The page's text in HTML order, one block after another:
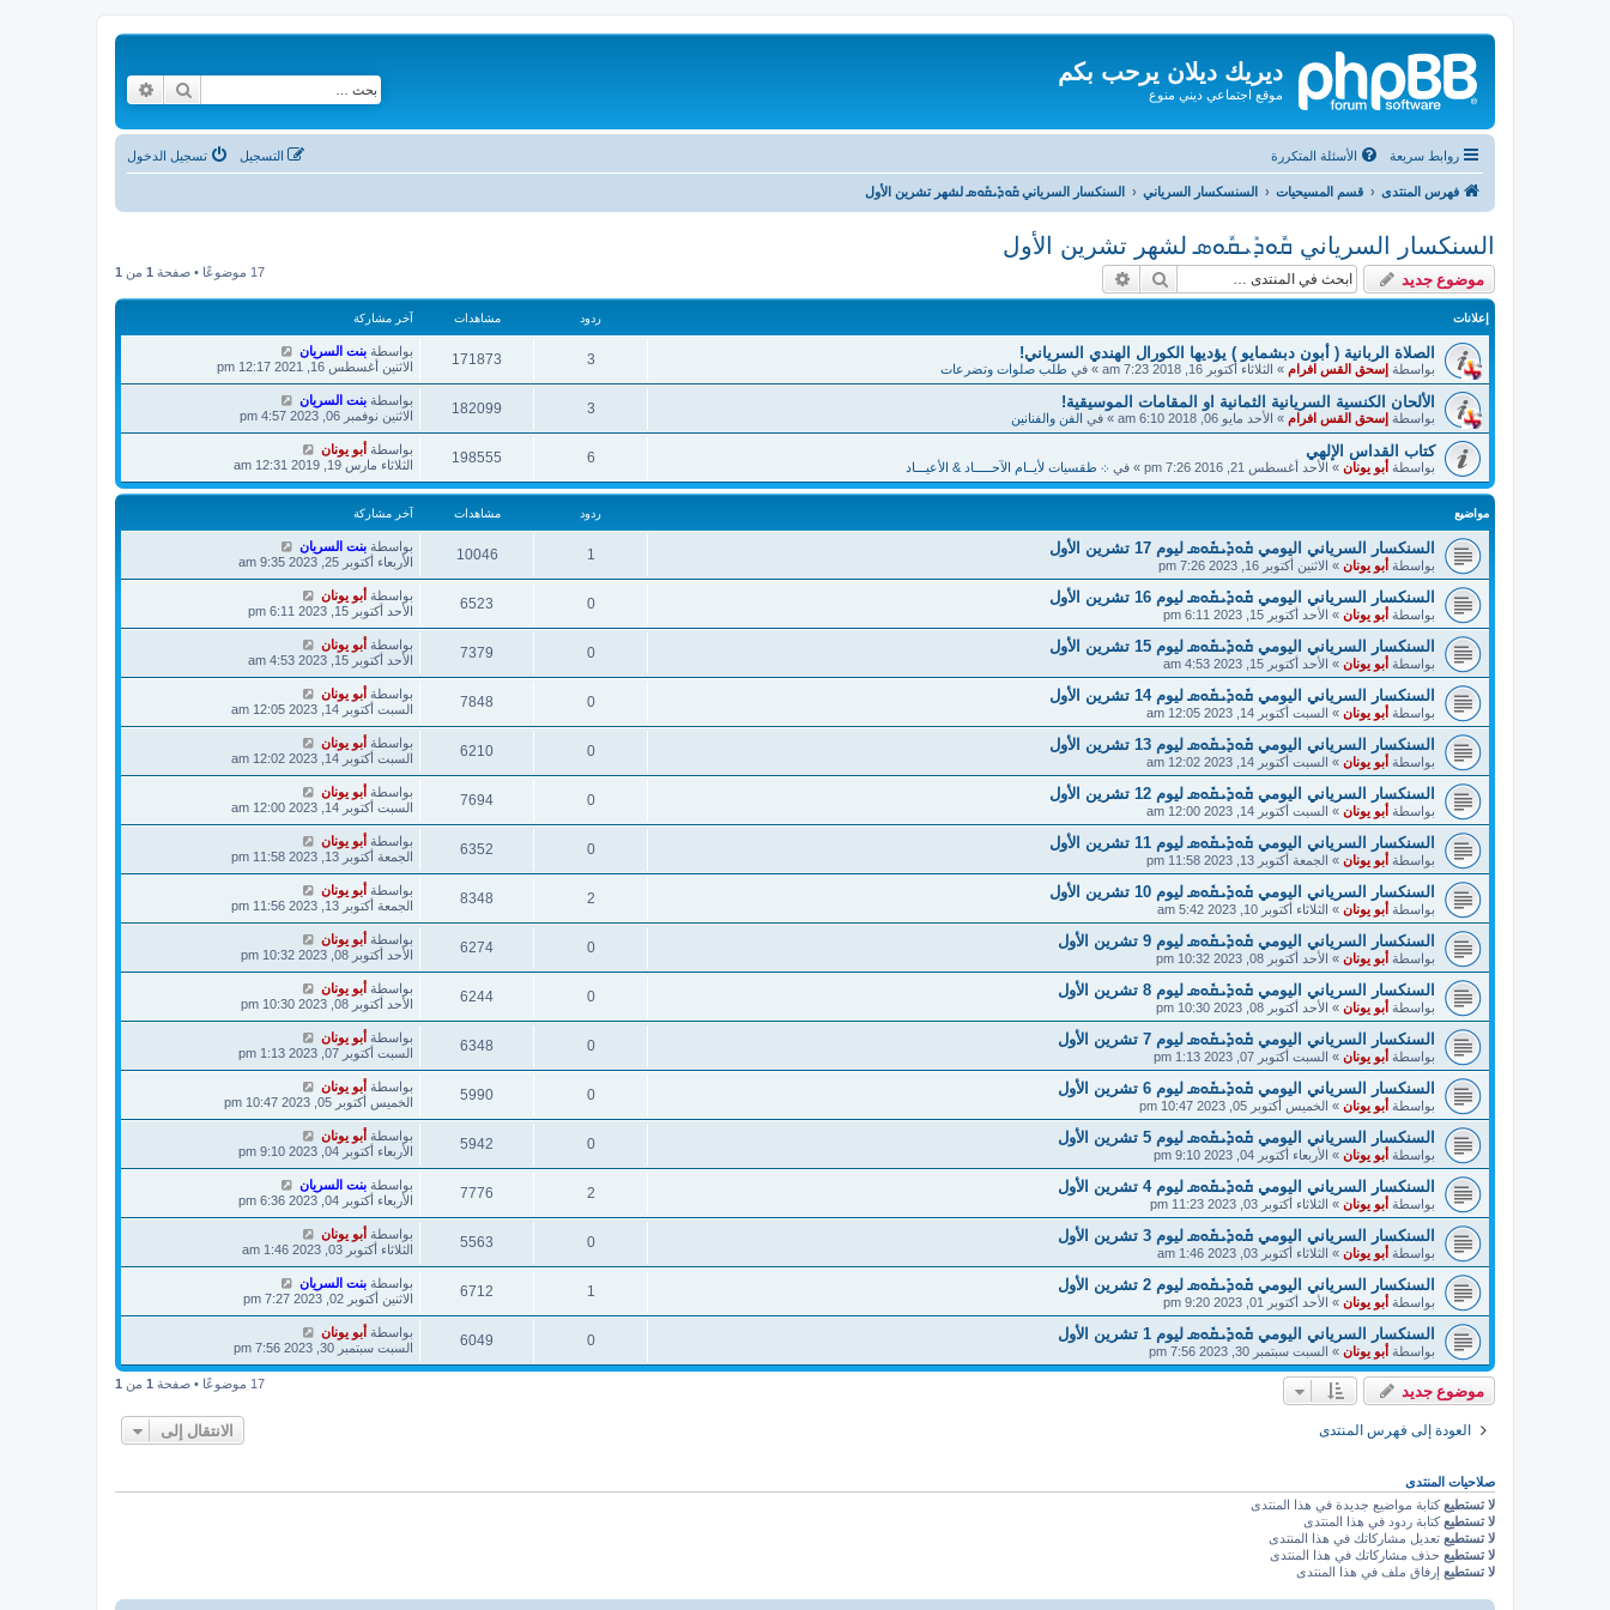
ديريك ديلان يرحب بكم
موقع اجتماعي ديني منوع بحث
روابط سريعة الأسئلة المتكررة تسجيل الدخول التسجيل
فهرس المنتدى قسم المسيحيات السنسكسار السرياني السنكسار السرياني ܩܽܘܕܺܝܩܽܘܣ لشهر تشرين الأول
السنكسار السرياني ܩܽܘܕܺܝܩܽܘܣ لشهر تشرين الأول
موضوع جديد بحث 17 موضوعًا • صفحة 1 من 1
إعلانات ردود مشاهدات آخر مشاركة
الصلاة الربانية ( أبون دبشمايو ) يؤديها الكورال الهندي السرياني!
بواسطة إسحق القس افرام » الثلاثاء أكتوبر 16, 2018 7:23 am » في طلب صلوات وتضرعات
3
171873 بواسطة بنت السريان
الاثنين أغسطس 16, 2021 12:17 pm
الألحان الكنسية السريانية الثمانية او المقامات الموسيقية!
بواسطة إسحق القس افرام » الأحد مايو 06, 2018 6:10 am » في الفن والفنانين
3
182099 بواسطة بنت السريان
الاثنين نوفمبر 06, 2023 4:57 pm
كتاب القداس الإلهي
بواسطة أبو يونان » الأحد أغسطس 21, 2016 7:26 pm » في ܀ طقسيات لأيــام الآحـــــاد & الأعيـــاد
6
198555 بواسطة أبو يونان
الثلاثاء مارس 19, 2019 12:31 am
مواضيع ردود مشاهدات آخر مشاركة
السنكسار السرياني اليومي ܩܽܘܕܺܝܩܽܘܣ ليوم 17 تشرين الأول
بواسطة أبو يونان » الاثنين أكتوبر 16, 2023 7:26 pm
1
10046 بواسطة بنت السريان
الأربعاء أكتوبر 25, 2023 9:35 am
السنكسار السرياني اليومي ܩܽܘܕܺܝܩܽܘܣ ليوم 16 تشرين الأول
بواسطة أبو يونان » الأحد أكتوبر 15, 2023 6:11 pm
0
6523 بواسطة أبو يونان
الأحد أكتوبر 15, 2023 6:11 pm
السنكسار السرياني اليومي ܩܽܘܕܺܝܩܽܘܣ ليوم 15 تشرين الأول
بواسطة أبو يونان » الأحد أكتوبر 15, 2023 4:53 am
0
7379 بواسطة أبو يونان
الأحد أكتوبر 15, 2023 4:53 am
السنكسار السرياني اليومي ܩܽܘܕܺܝܩܽܘܣ ليوم 14 تشرين الأول
بواسطة أبو يونان » السبت أكتوبر 14, 2023 12:05 am
0
7848 بواسطة أبو يونان
السبت أكتوبر 14, 2023 12:05 am
السنكسار السرياني اليومي ܩܽܘܕܺܝܩܽܘܣ ليوم 13 تشرين الأول
بواسطة أبو يونان » السبت أكتوبر 14, 2023 12:02 am
0
6210 بواسطة أبو يونان
السبت أكتوبر 14, 2023 12:02 am
السنكسار السرياني اليومي ܩܽܘܕܺܝܩܽܘܣ ليوم 12 تشرين الأول
بواسطة أبو يونان » السبت أكتوبر 14, 2023 12:00 am
0
7694 بواسطة أبو يونان
السبت أكتوبر 14, 2023 12:00 am
السنكسار السرياني اليومي ܩܽܘܕܺܝܩܽܘܣ ليوم 11 تشرين الأول
بواسطة أبو يونان » الجمعة أكتوبر 13, 2023 11:58 pm
0
6352 بواسطة أبو يونان
الجمعة أكتوبر 13, 2023 11:58 pm
السنكسار السرياني اليومي ܩܽܘܕܺܝܩܽܘܣ ليوم 10 تشرين الأول
بواسطة أبو يونان » الثلاثاء أكتوبر 10, 2023 5:42 am
2
8348 بواسطة أبو يونان
الجمعة أكتوبر 13, 2023 11:56 pm
السنكسار السرياني اليومي ܩܽܘܕܺܝܩܽܘܣ ليوم 9 تشرين الأول
بواسطة أبو يونان » الأحد أكتوبر 08, 2023 10:32 pm
0
6274 بواسطة أبو يونان
الأحد أكتوبر 08, 2023 10:32 pm
السنكسار السرياني اليومي ܩܽܘܕܺܝܩܽܘܣ ليوم 8 تشرين الأول
بواسطة أبو يونان » الأحد أكتوبر 08, 2023 10:30 pm
0
6244 بواسطة أبو يونان
الأحد أكتوبر 08, 2023 10:30 pm
السنكسار السرياني اليومي ܩܽܘܕܺܝܩܽܘܣ ليوم 7 تشرين الأول
بواسطة أبو يونان » السبت أكتوبر 07, 2023 1:13 pm
0
6348 بواسطة أبو يونان
السبت أكتوبر 07, 2023 1:13 pm
السنكسار السرياني اليومي ܩܽܘܕܺܝܩܽܘܣ ليوم 6 تشرين الأول
بواسطة أبو يونان » الخميس أكتوبر 05, 2023 10:47 pm
0
5990 بواسطة أبو يونان
الخميس أكتوبر 05, 2023 10:47 pm
السنكسار السرياني اليومي ܩܽܘܕܺܝܩܽܘܣ ليوم 5 تشرين الأول
بواسطة أبو يونان » الأربعاء أكتوبر 04, 2023 9:10 pm
0
5942 بواسطة أبو يونان
الأربعاء أكتوبر 04, 2023 9:10 pm
السنكسار السرياني اليومي ܩܽܘܕܺܝܩܽܘܣ ليوم 4 تشرين الأول
بواسطة أبو يونان » الثلاثاء أكتوبر 03, 2023 11:23 pm
2
7776 بواسطة بنت السريان
الأربعاء أكتوبر 04, 2023 6:36 pm
السنكسار السرياني اليومي ܩܽܘܕܺܝܩܽܘܣ ليوم 3 تشرين الأول
بواسطة أبو يونان » الثلاثاء أكتوبر 03, 2023 1:46 am
0
5563 بواسطة أبو يونان
الثلاثاء أكتوبر 03, 2023 1:46 am
السنكسار السرياني اليومي ܩܽܘܕܺܝܩܽܘܣ ليوم 2 تشرين الأول
بواسطة أبو يونان » الأحد أكتوبر 01, 2023 9:20 pm
1
6712 بواسطة بنت السريان
الاثنين أكتوبر 02, 2023 7:27 pm
السنكسار السرياني اليومي ܩܽܘܕܺܝܩܽܘܣ ليوم 1 تشرين الأول
بواسطة أبو يونان » السبت سبتمبر 30, 2023 7:56 pm
0
6049 بواسطة أبو يونان
السبت سبتمبر 30, 2023 7:56 pm
موضوع جديد 17 موضوعًا • صفحة 1 من 1
العودة إلى فهرس المنتدى الانتقال إلى
صلاحيات المنتدى
لا تستطيع كتابة مواضيع جديدة في هذا المنتدى
لا تستطيع كتابة ردود في هذا المنتدى
لا تستطيع تعديل مشاركاتك في هذا المنتدى
لا تستطيع حذف مشاركاتك في هذا المنتدى
لا تستطيع إرفاق ملف في هذا المنتدى